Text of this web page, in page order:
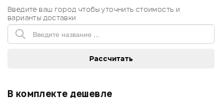
Введите ваш город чтобы уточнить стоимость и
варианты доставки
В комплекте дешевле